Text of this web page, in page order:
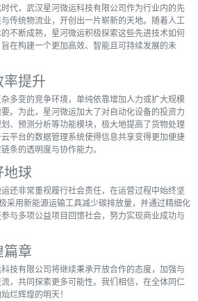
代，武汉星河微运科技有限公司作为行业内的先
传统物流业，开创出一片崭新的天地。随着人工
不断成熟，星河微运积极探索这些先进技术如何
在构建一个更加高效、智能且可持续发展的未
提升
多变的竞争环境，单纯依靠增加人力或扩大规模
。为此，星河微运加大了对自动化设备的投资力
、预测分析等功能模块，极大地提高了货物处理
平台的数据管理系统使得信息共享变得更加便捷
条的透明度与协作能力。
地球
还非常重视履行社会责任，在运营过程中始终坚
采用新能源运输工具减少碳排放量，并通过精细化
与多项公益项目回馈社会，努力实现商业成功与
篇章
技有限公司将继续秉承开放合作的态度，加强与
，共同探索更多可能性。我们相信，在全体同仁
烂辉煌的明天！